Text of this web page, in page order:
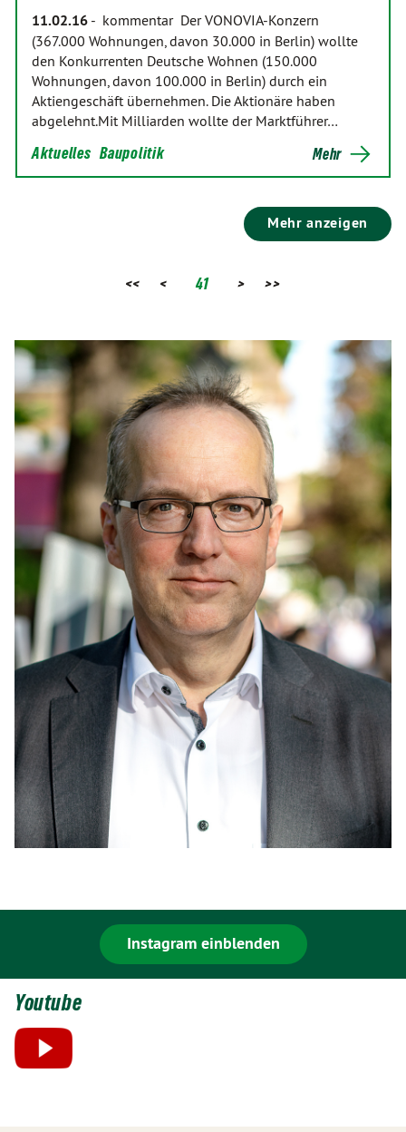
11.02.16 - kommentar Der VONOVIA-Konzern
(367.000 Wohnungen, davon 30.000 in Berlin) wollte
den Konkurrenten Deutsche Wohnen (150.000
Wohnungen, davon 100.000 in Berlin) durch ein
Aktiengeschäft übernehmen. Die Aktionäre haben
abgelehnt.Mit Milliarden wollte der Marktführer…
Aktuelles Baupolitik Mehr
Mehr anzeigen
<< < 41 > >>
Instagram einblenden
Youtube